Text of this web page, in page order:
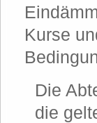
Kurse
Die
die